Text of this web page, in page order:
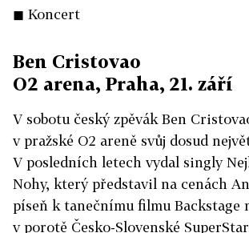
◼ Koncert
Ben Cristovao
O2 arena, Praha, 21. září
V sobotu český zpěvák Ben
v pražské O2 areně svůj dosud
V posledních letech vydal singly
Nohy, který představil na cenách
píseň k tanečnímu filmu Backstage
v porotě Česko-Slovenské